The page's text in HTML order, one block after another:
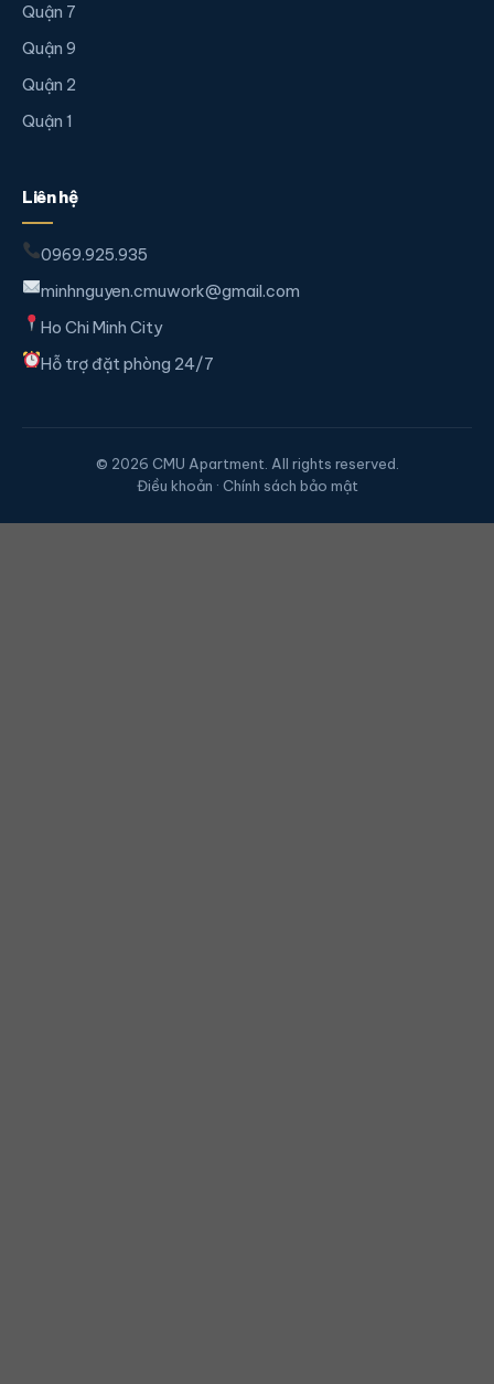
Quận 7
Quận 9
Quận 2
Quận 1
Liên hệ
0969.925.935
minhnguyen.cmuwork@gmail.com
Ho Chi Minh City
Hỗ trợ đặt phòng 24/7
© 2026 CMU Apartment. All rights reserved.
Điều khoản · Chính sách bảo mật